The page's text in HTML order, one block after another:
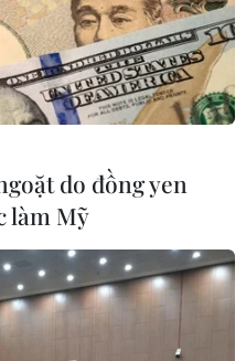
bỏ ý định mua vũ
do đồng yen
làm Mỹ